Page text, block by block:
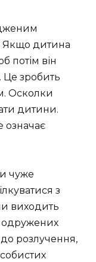
Якщо дитина
потім він
Це зробить
Осколки
дитини.
означає
чуже
з
виходить
одружених
розлучення,